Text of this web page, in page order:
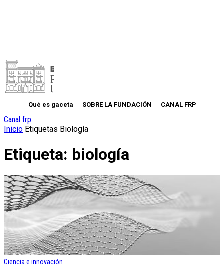
Qué es gaceta SOBRE LA FUNDACIÓN CANAL FRP
Canal frp
Inicio Etiquetas Biología
Etiqueta: biología
Ciencia e innovación